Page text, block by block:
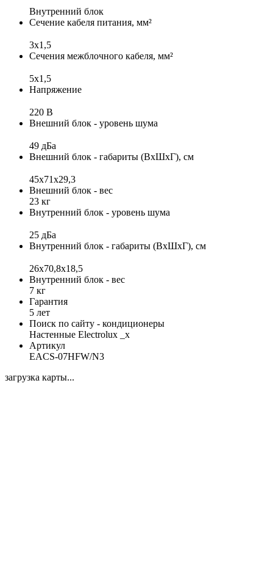
Внутренний блок
Сечение кабеля питания, мм²
3x1,5
Сечения межблочного кабеля, мм²
5x1,5
Напряжение
220 В
Внешний блок - уровень шума
49 дБа
Внешний блок - габариты (ВхШхГ), см
45x71x29,3
Внешний блок - вес
23 кг
Внутренний блок - уровень шума
25 дБа
Внутренний блок - габариты (ВхШхГ), см
26x70,8x18,5
Внутренний блок - вес
7 кг
Гарантия
5 лет
Поиск по сайту - кондиционеры
Настенные Electrolux _x
Артикул
EACS-07HFW/N3
загрузка карты...